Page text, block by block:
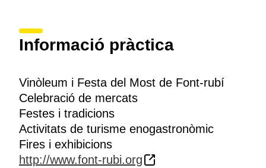
Informació pràctica
Vinòleum i Festa del Most de Font-rubí
Celebració de mercats
Festes i tradicions
Activitats de turisme enogastronòmic
Fires i exhibicions
http://www.font-rubi.org